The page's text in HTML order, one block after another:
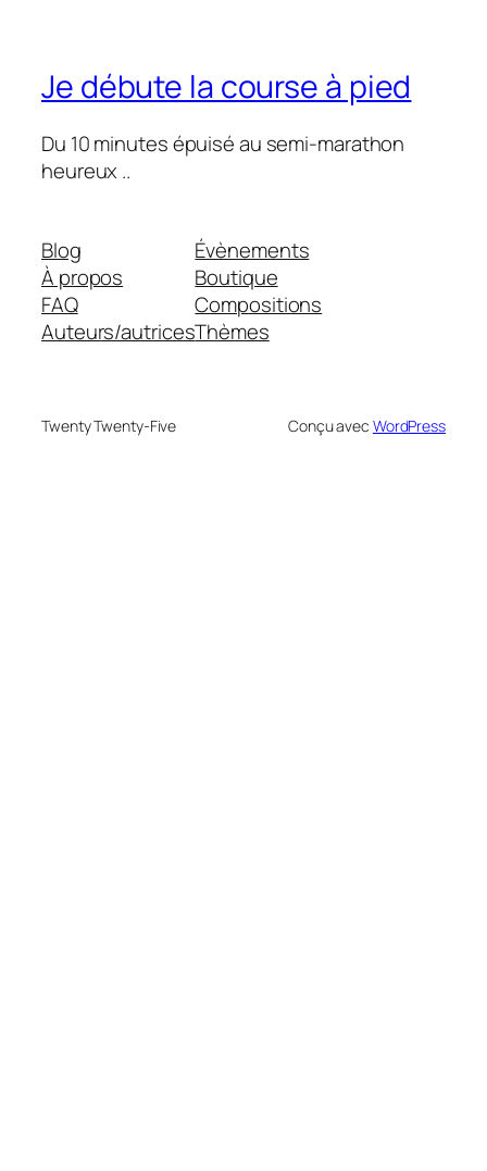
Je débute la course à pied
Du 10 minutes épuisé au semi-marathon
heureux ..
Blog
À propos
FAQ
Auteurs/autrices
Évènements
Boutique
Compositions
Thèmes
Twenty Twenty-Five Conçu avec WordPress